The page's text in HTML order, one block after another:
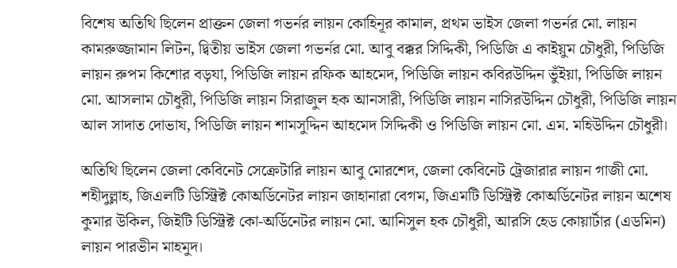
বিশেষ অতিথি ছিলেন প্রাক্তন জেলা গভর্নর লায়ন কোহিনূর কামাল, প্রথম ভাইস জেলা গভর্নর মো. লায়ন
কামরুজ্জামান লিটন, দ্বিতীয় ভাইস জেলা গভর্নর মো. আবু বক্কর সিদ্দিকী, পিডিজি এ কাইয়ুম চৌধুরী, পিডিজি
লায়ন রুপম কিশোর বড়যা, পিডিজি লায়ন রফিক আহমেদ, পিডিজি লায়ন কবিরউদ্দিন ভুঁইয়া, পিডিজি লায়ন
মো. আসলাম চৌধুরী, পিডিজি লায়ন সিরাজুল হক আনসারী, পিডিজি লায়ন নাসিরউদ্দিন চৌধুরী, পিডিজি লায়ন
আল সাদাত দোভাষ, পিডিজি লায়ন শামসুদ্দিন আহমেদ সিদ্দিকী ও পিডিজি লায়ন মো. এম. মহিউদ্দিন চৌধুরী।
অতিথি ছিলেন জেলা কেবিনেট সেক্রেটারি লায়ন আবু মোরশেদ, জেলা কেবিনেট ট্রেজারার লায়ন গাজী মো.
শহীদুল্লাহ, জিএলটি ডিস্ট্রিক্ট কোঅর্ডিনেটর লায়ন জাহানারা বেগম, জিএমটি ডিস্ট্রিক্ট কোঅর্ডিনেটর লায়ন অশেষ
কুমার উকিল, জিইটি ডিস্ট্রিক্ট কো-অর্ডিনেটর লায়ন মো. আনিসুল হক চৌধুরী, আরসি হেড কোয়ার্টার (এডমিন)
লায়ন পারভীন মাহমুদ।